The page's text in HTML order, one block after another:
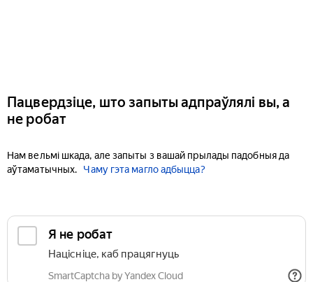
Пацвердзіце, што запыты адпраўлялі вы, а
не робат
Нам вельмі шкада, але запыты з вашай прылады падобныя да
аўтаматычных.
Чаму гэта магло адбыцца?
Я не робат
Націсніце, каб працягнуць
SmartCaptcha by Yandex Cloud